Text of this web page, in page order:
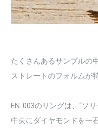
たくさんあるサンプルの
ストレートのフォルムが
EN-003のリングは、“ソ
中央にダイヤモンドを一